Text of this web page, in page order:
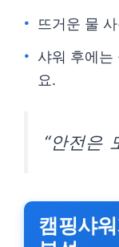
뜨거운 물
샤워 후에는
요.
“안전은
캠핑샤